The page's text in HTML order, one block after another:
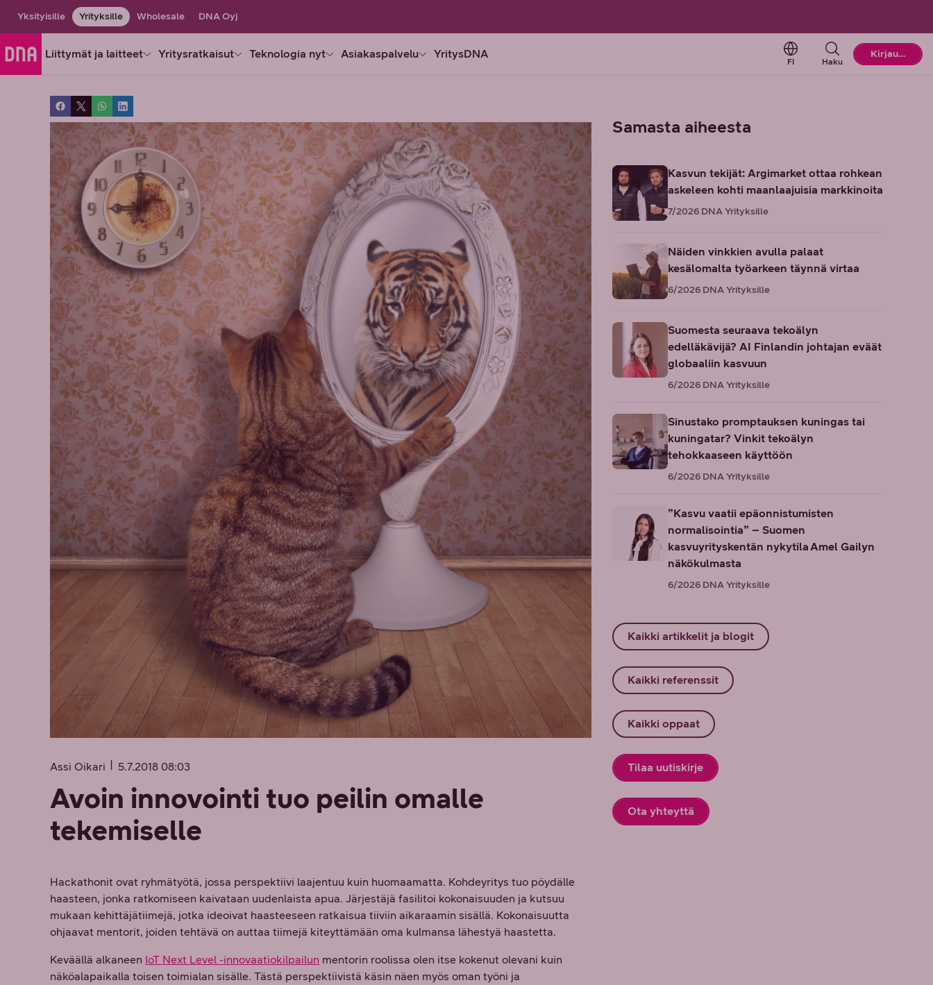
Yksityisille Yrityksille Wholesale DNA Oyj
Liittymät ja laitteet Yritysratkaisut Teknologia nyt Asiakaspalvelu YritysDNA
Change language. Current
FI Haku
Kirjaudu
Assi Oikari 5.7.2018 08:03
Avoin innovointi tuo peilin omalle
tekemiselle
Hackathonit ovat ryhmätyötä, jossa perspektiivi laajentuu kuin huomaamatta. Kohdeyritys tuo pöydälle
haasteen, jonka ratkomiseen kaivataan uudenlaista apua. Järjestäjä fasilitoi kokonaisuuden ja kutsuu
mukaan kehittäjätiimejä, jotka ideoivat haasteeseen ratkaisua tiiviin aikaraamin sisällä. Kokonaisuutta
ohjaavat mentorit, joiden tehtävä on auttaa tiimejä kiteyttämään oma kulmansa lähestyä haastetta.
Keväällä alkaneen IoT Next Level -innovaatiokilpailun mentorin roolissa olen itse kokenut olevani kuin
näköalapaikalla toisen toimialan sisälle. Tästä perspektiivistä käsin näen myös oman työni ja
Samasta aiheesta
Kasvun tekijät: Argimarket ottaa rohkean
askeleen kohti maanlaajuisia markkinoita
7/2026 DNA Yrityksille
Näiden vinkkien avulla palaat
kesälomalta työarkeen täynnä virtaa
6/2026 DNA Yrityksille
Suomesta seuraava tekoälyn
edelläkävijä? AI Finlandin johtajan eväät
globaaliin kasvuun
6/2026 DNA Yrityksille
Sinustako promptauksen kuningas tai
kuningatar? Vinkit tekoälyn
tehokkaaseen käyttöön
6/2026 DNA Yrityksille
”Kasvu vaatii epäonnistumisten
normalisointia” – Suomen
kasvuyrityskentän nykytila Amel Gailyn
näkökulmasta
6/2026 DNA Yrityksille
Kaikki artikkelit ja blogit
Kaikki referenssit
Kaikki oppaat
Tilaa uutiskirje
Ota yhteyttä